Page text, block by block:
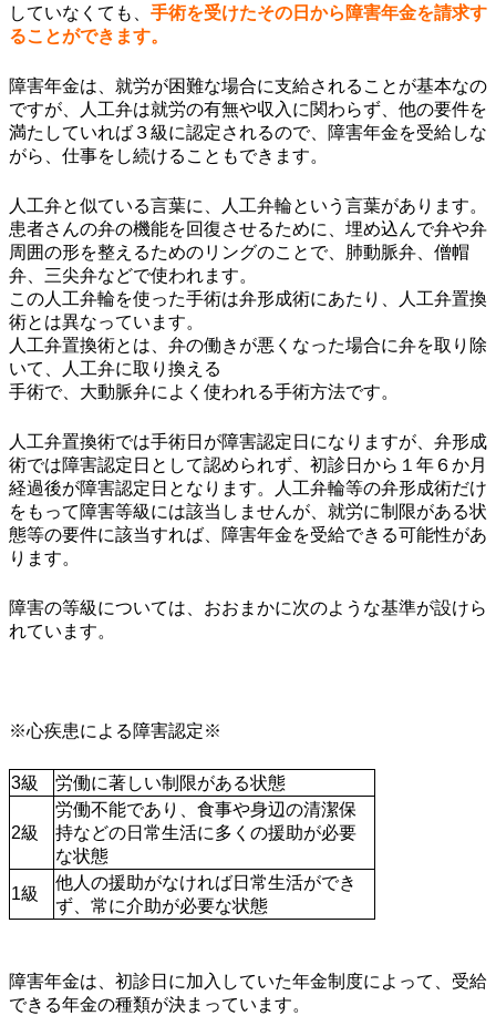
していなくても、 手術を受けたその日から障害年金を請求す
ることができます。
障害年金は、就労が困難な場合に支給されることが基本なの
ですが、人工弁は就労の有無や収入に関わらず、他の要件を
満たしていれば３級に認定されるので、障害年金を受給しな
がら、仕事をし続けることもできます。
人工弁と似ている言葉に、人工弁輪という言葉があります。
患者さんの弁の機能を回復させるために、埋め込んで弁や弁
周囲の形を整えるためのリングのことで、肺動脈弁、僧帽
弁、三尖弁などで使われます。
この人工弁輪を使った手術は弁形成術にあたり、人工弁置換
術とは異なっています。
人工弁置換術とは、弁の働きが悪くなった場合に弁を取り除
いて、人工弁に取り換える
手術で、大動脈弁によく使われる手術方法です。
人工弁置換術では手術日が障害認定日になりますが、弁形成
術では障害認定日として認められず、初診日から１年６か月
経過後が障害認定日となります。人工弁輪等の弁形成術だけ
をもって障害等級には該当しませんが、就労に制限がある状
態等の要件に該当すれば、障害年金を受給できる可能性があ
ります。
障害の等級については、おおまかに次のような基準が設けら
れています。
※心疾患による障害認定※
3級 労働に著しい制限がある状態
2級
労働不能であり、食事や身辺の清潔保
持などの日常生活に多くの援助が必要
な状態
1級
他人の援助がなければ日常生活ができ
ず、常に介助が必要な状態
障害年金は、初診日に加入していた年金制度によって、受給
できる年金の種類が決まっています。